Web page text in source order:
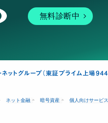
無料診断中
ネット金融 暗号資産 個人向けサービス